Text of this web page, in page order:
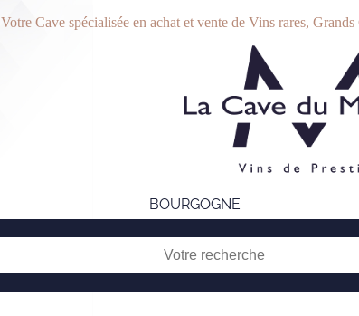
Votre Cave spécialisée en achat et vente de Vins rares,
BOURGOGNE